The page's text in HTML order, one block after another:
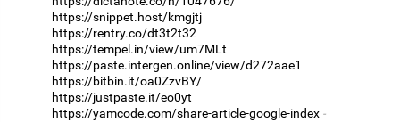
https://snippet.host/kmgjtj
https://rentry.co/dt3t2t32
https://tempel.in/view/um7MLt
https://paste.intergen.online/view/d272aae1
https://bitbin.it/oa0ZzvBY/
https://justpaste.it/eo0yt
https://yamcode.com/share-article-google-index